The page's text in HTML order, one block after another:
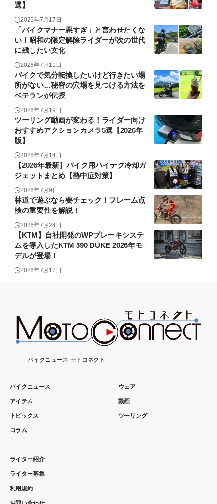
選】
2026年7月17日
「バイクマナー悪すぎ」と言わせたくな
い！昭和の限定解除ライダーが次の世代
に残したい文化
2026年7月11日
バイクで気分転換したいけど行きたい場
所がない…秘密の穴場を見つける方法を
ベテランが伝授
2026年7月19日
ツーリング動画が変わる！ライダー向け
おすすめアクションカメラ5選【2026年
版】
2026年7月14日
【2026年最新】バイク用ハイテク冷却ガ
ジェットまとめ【熱中症対策】
2026年7月9日
林道で遊ぶなら要チェック！フレーム点
検の重要性を解説！
2026年7月24日
【KTM】自社開発のWPブレーキシステ
ムを導入したKTM 390 DUKE 2026年モ
デルが登場！
2026年7月17日
バイクニュース-モトコネクト
バイクニュース
アイテム
トピックス
コラム
ウェア
動画
ツーリング
ライター紹介
ライター募集
利用規約